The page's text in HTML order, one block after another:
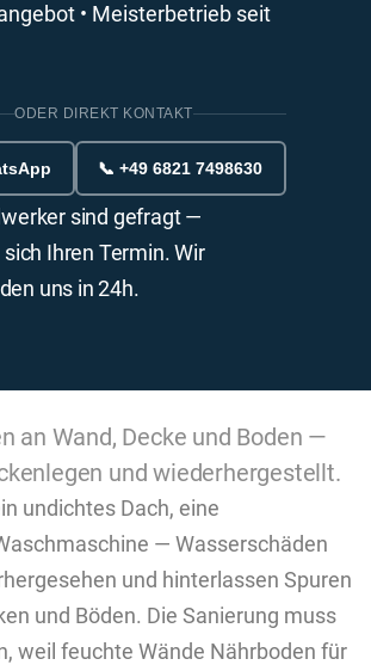
• Meisterbetrieb seit
ODER DIREKT KONTAKT
📞 +49 6821 7498630
sind gefragt —
Ihren Termin. Wir
uns in 24h.
an Wand, Decke und Boden —
und wiederhergestellt.
undichtes Dach, eine
— Wasserschäden
und hinterlassen Spuren
und Böden. Die Sanierung muss
weil feuchte Wände Nährboden für